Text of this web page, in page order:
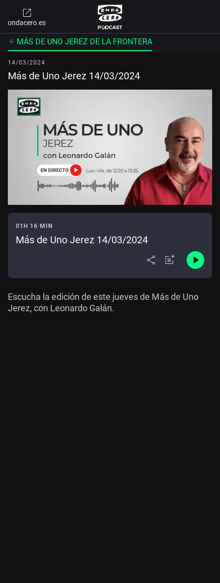
ondacero.es
MÁS DE UNO JEREZ DE LA FRONTERA
14/03/2024
Más de Uno Jerez 14/03/2024
01H 16 MIN
Más de Uno Jerez 14/03/2024
Escucha la edición de este jueves de Más de Uno
Jerez, con Leonardo Galán.